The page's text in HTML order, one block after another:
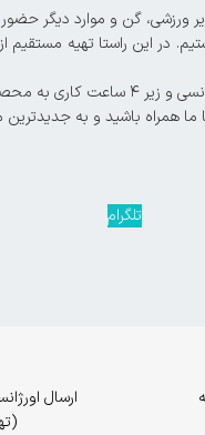
این راستا تهیه مستقیم از
ما همراه باشید و به
تلگرام